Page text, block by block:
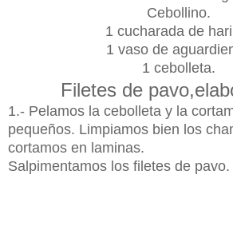
Cebollino.
1 cucharada de
1 vaso de
1 cebolleta.
Filetes de
1.- Pelamos la cebolleta y la
pequeños. Limpiamos bien los
cortamos en laminas.
Salpimentamos los filetes de pavo.